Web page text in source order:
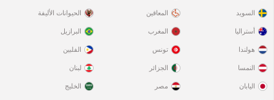
السويد المعاقين الحيوانات الأليفة
أستراليا
هولندا
النمسا
اليابان
المغرب
تونس
الجزائر
مصر
البرازيل
الفلبين
لبنان
الخليج